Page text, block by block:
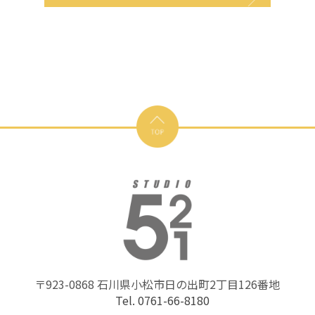
〒923-0868 石川県小松市日の出町2丁目126番地
Tel. 0761-66-8180